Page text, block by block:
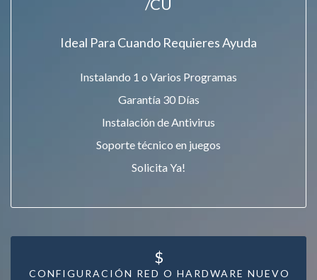
/CU
Ideal Para Cuando Requieres Ayuda
Instalando 1 o Varios Programas
Garantía 30 Días
Instalación de Antivirus
Soporte técnico en juegos
Solicita Ya!
CONFIGURACIÓN RED O HARDWARE NUEVO
$